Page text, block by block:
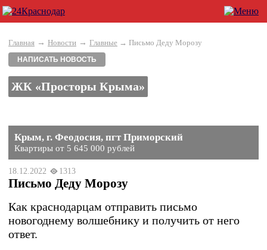
Главная → Новости → Главные → Письмо Деду Морозу
НАПИСАТЬ НОВОСТЬ
ЖК «Просторы Крыма»
Крым, г. Феодосия, пгт Приморский
Квартиры от 5 645 000 рублей
18.12.2022 1313
Письмо Деду Морозу
Как краснодарцам отправить письмо
новогоднему волшебнику и получить от него
ответ.